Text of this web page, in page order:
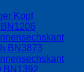
Kopf
BN3873
BN1392